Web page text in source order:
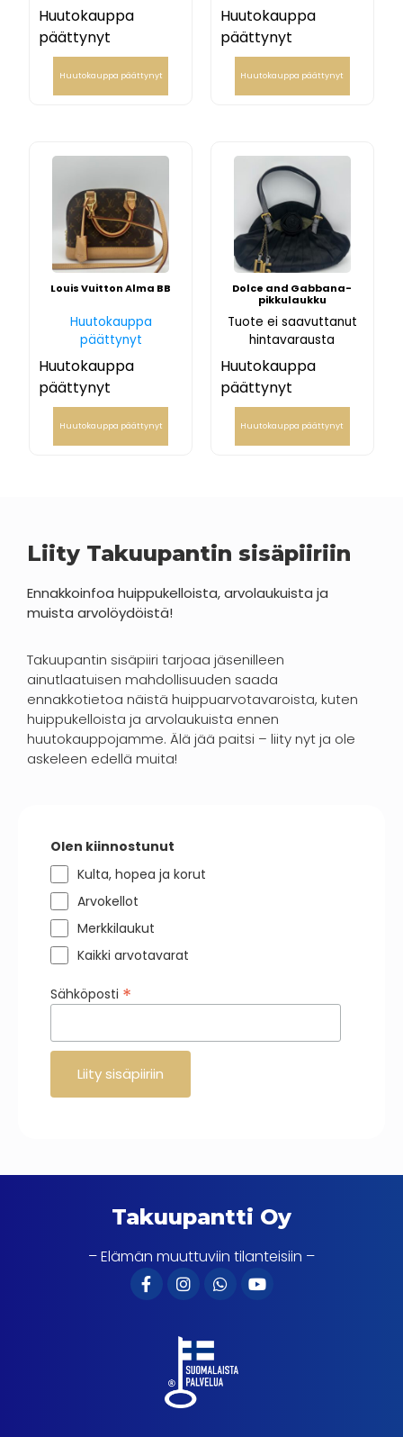
Huutokauppa
päättynyt
Huutokauppa päättynyt
Huutokauppa
päättynyt
Huutokauppa päättynyt
Louis Vuitton Alma BB
Huutokauppa
päättynyt
Huutokauppa
päättynyt
Huutokauppa päättynyt
Dolce and Gabbana-
pikkulaukku
Tuote ei saavuttanut
hintavarausta
Huutokauppa
päättynyt
Huutokauppa päättynyt
Liity Takuupantin sisäpiiriin
Ennakkoinfoa huippukelloista, arvolaukuista ja
muista arvolöydöistä!
Takuupantin sisäpiiri tarjoaa jäsenilleen
ainutlaatuisen mahdollisuuden saada
ennakkotietoa näistä huippuarvotavaroista, kuten
huippukelloista ja arvolaukuista ennen
huutokauppojamme. Älä jää paitsi – liity nyt ja ole
askeleen edellä muita!
Olen kiinnostunut
Kulta, hopea ja korut
Arvokellot
Merkkilaukut
Kaikki arvotavarat
Sähköposti *
Takuupantti Oy
– Elämän muuttuviin tilanteisiin –